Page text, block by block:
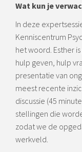
Wat kun je
In deze
Kenniscentrum
het woord. Esther
hulp geven, hulp
presentatie van
meest recente
discussie (45
stellingen die
zodat we de
werkveld.